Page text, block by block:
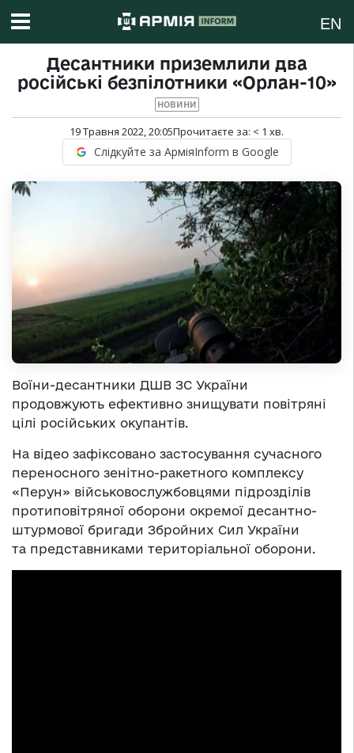
EN
Десантники приземлили два
російські безпілотники «Орлан-10»
НОВИНИ
19 Травня 2022, 20:05Прочитаєте за: < 1 хв.
Слідкуйте за АрміяInform в Google
Воїни-десантники ДШВ ЗС України
продовжують ефективно знищувати повітряні
цілі російських окупантів.
На відео зафіксовано застосування сучасного
переносного зенітно-ракетного комплексу
«Перун» військовослужбовцями підрозділів
протиповітряної оборони окремої десантно-
штурмової бригади Збройних Сил України
та представниками територіальної оборони.